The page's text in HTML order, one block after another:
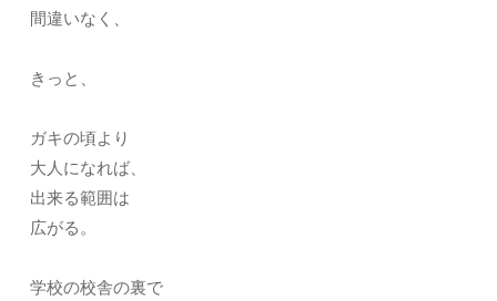
間違いなく、
きっと、
ガキの頃より
大人になれば、
出来る範囲は
広がる。
学校の校舎の裏で